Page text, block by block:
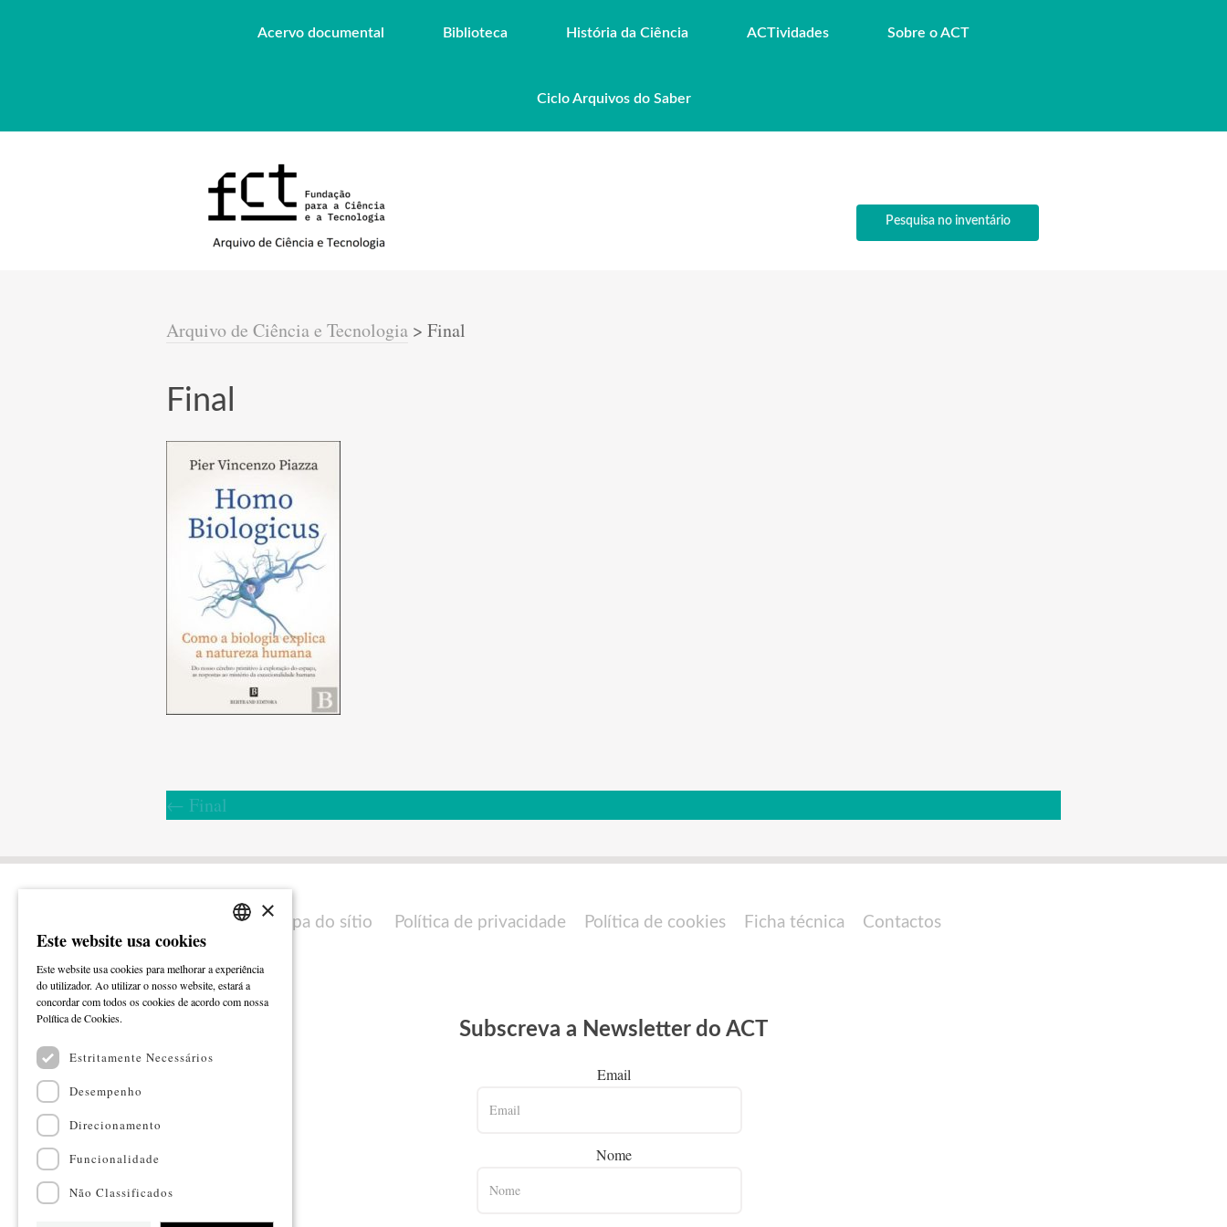
Acervo documental Biblioteca História da Ciência ACTividades Sobre o ACT
Ciclo Arquivos do Saber
Pesquisa no inventário
Arquivo de Ciência e Tecnologia > Final
Final
← Final
Mapa do sítio Política de privacidade Política de cookies Ficha técnica Contactos
Subscreva a Newsletter do ACT
Email
Nome
ENGLISH
×
Este website usa cookies
Este website usa cookies para melhorar a experiência
do utilizador. Ao utilizar o nosso website, estará a
concordar com todos os cookies de acordo com nossa
Política de Cookies.
Estritamente Necessários
Desempenho
Direcionamento
Funcionalidade
Não Classificados